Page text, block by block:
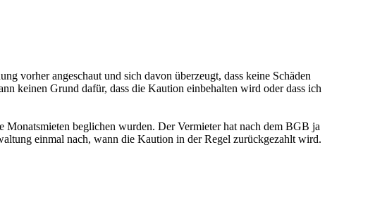
vorher angeschaut und sich davon überzeugt, dass keine Schäden
keinen Grund dafür, dass die Kaution einbehalten wird oder dass ich
beglichen wurden. Der Vermieter hat nach dem BGB ja
einmal nach, wann die Kaution in der Regel zurückgezahlt wird.